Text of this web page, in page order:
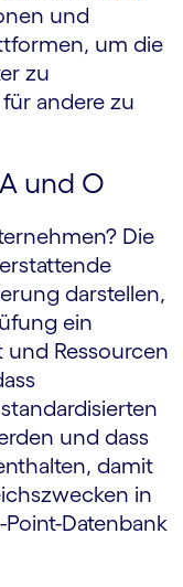
und
um die
zu
andere zu
und O
Die
darstellen,
ein
und Ressourcen
und dass
damit
in
Datenbank